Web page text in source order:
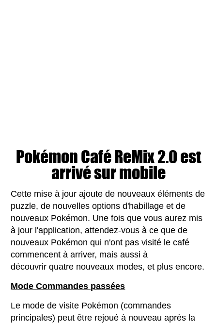
Pokémon Café ReMix 2.0 est
arrivé sur mobile
Cette mise à jour ajoute de nouveaux éléments de
puzzle, de nouvelles options d'habillage et de
nouveaux Pokémon. Une fois que vous aurez mis
à jour l'application, attendez-vous à ce que de
nouveaux Pokémon qui n'ont pas visité le café
commencent à arriver, mais aussi à
découvrir quatre nouveaux modes, et plus encore.
Mode Commandes passées
Le mode de visite Pokémon (commandes
principales) peut être rejoué à nouveau après la